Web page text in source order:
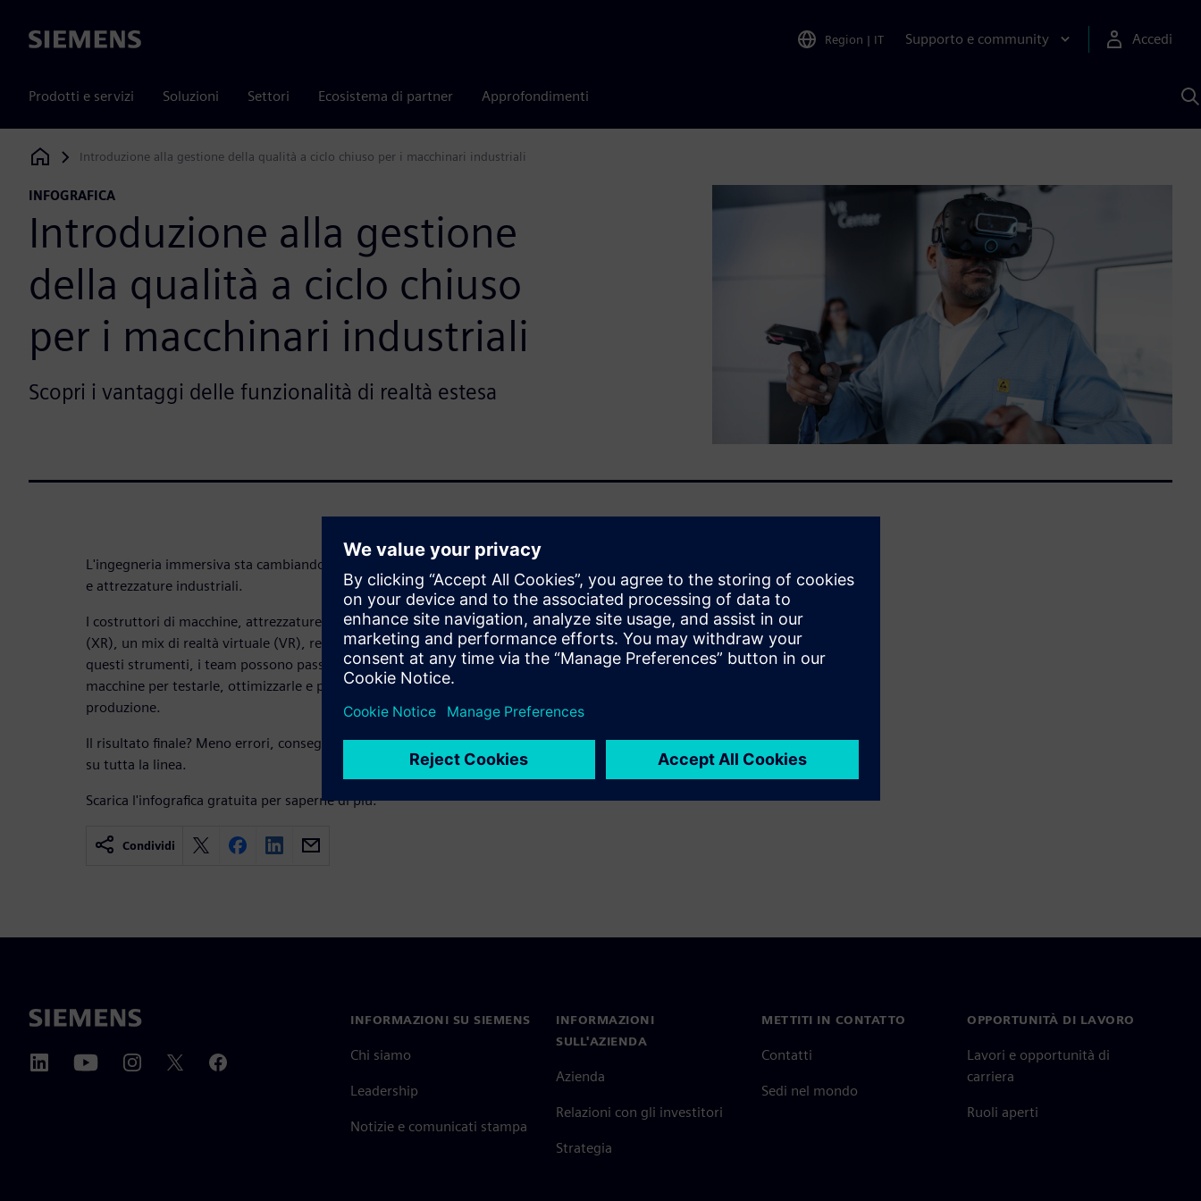
Siemens Region | IT Supporto e community Accedi
Prodotti e servizi Soluzioni Settori Ecosistema di partner Approfondimenti
Siemens Digital Industries Software
Introduzione alla gestione della qualità a ciclo chiuso per i macchinari industriali
INFOGRAFICA
Introduzione alla gestione
della qualità a ciclo chiuso
per i macchinari industriali
Scopri i vantaggi delle funzionalità di realtà estesa
L'ingegneria immersiva sta cambiando le modalità di realizzazione di macchinari
e attrezzature industriali.
I costruttori di macchine, attrezzature e componenti sfruttano la realtà estesa
(XR), un mix di realtà virtuale (VR), realtà aumentata (AR) e realtà mista. Con
questi strumenti, i team possono passare a una versione digitale delle loro
macchine per testarle, ottimizzarle e perfezionarle molto prima dell'inizio della
produzione.
Il risultato finale? Meno errori, consegne più rapide e collaborazione più stretta
su tutta la linea.
Scarica l'infografica gratuita per saperne di più.
Condividi
INFORMAZIONI SU SIEMENS
Chi siamo
Leadership
Notizie e comunicati stampa
INFORMAZIONI
SULL'AZIENDA
Azienda
Relazioni con gli investitori
Strategia
METTITI IN CONTATTO
Contatti
Sedi nel mondo
OPPORTUNITÀ DI LAVORO
Lavori e opportunità di
carriera
Ruoli aperti